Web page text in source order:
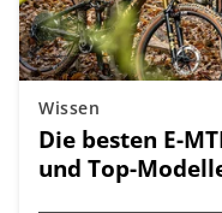
Wissen
Die besten E-
und Top-